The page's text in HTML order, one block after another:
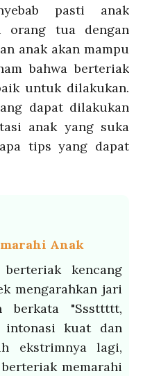
pasti anak
orang tua dengan
anak akan mampu
bahwa berteriak
untuk dilakukan.
dapat dilakukan
anak yang suka
tips yang dapat
Anak
kencang
mengarahkan jari
"Sssttttt,
intonasi kuat dan
ekstrimnya lagi,
memarahi